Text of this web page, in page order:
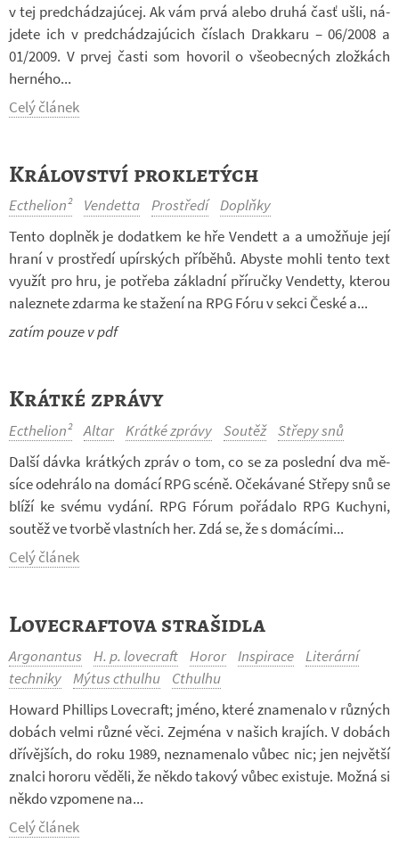
v tej pred­chá­d­za­j­úcej. Ak vám prvá alebo druhá časť ušli, ná­
jdete ich v pred­chá­d­za­j­úcich čís­lach Drak­karu – 06/2008 a
01/2009. V prvej časti som ho­vo­ril o vše­o­bec­ných zlož­kách
her­ného...
Celý článek
Království prokletých
Ecthelion² Vendetta Prostředí Doplňky
Tento do­pl­něk je do­dat­kem ke hře Ven­dett a a umož­ňuje její
hraní v pro­středí upír­ských pří­běhů. Abyste mohli tento text
vy­u­žít pro hru, je po­třeba zá­kladní pří­ručky Ven­detty, kte­rou
na­lez­nete zdarma ke sta­žení na RPG Fóru v sekci České a...
zatím pouze v pdf
Krátké zprávy
Ecthelion² Altar Krátké zprávy Soutěž Střepy snů
Další dávka krát­kých zpráv o tom, co se za po­slední dva mě­
síce ode­hrálo na do­mácí RPG scéně. Oče­ká­vané Střepy snů se
blíží ke svému vy­dání. RPG Fórum po­řá­dalo RPG Ku­chyni,
sou­těž ve tvorbě vlast­ních her. Zdá se, že s do­má­cími...
Celý článek
Lovecraftova strašidla
Argonantus H. p. lovecraft Horor Inspirace Literární
techniky Mýtus cthulhu
Cthulhu
Ho­ward Phil­lips Lo­vecraft; jméno, které zna­me­nalo v růz­ných
do­bách velmi různé věci. Zejména v na­šich kra­jích. V do­bách
dří­věj­ších, do roku 1989, ne­zna­me­nalo vůbec nic; jen nej­větší
znalci ho­roru vě­děli, že někdo ta­kový vůbec exis­tuje. Možná si
někdo vzpo­mene na...
Celý článek